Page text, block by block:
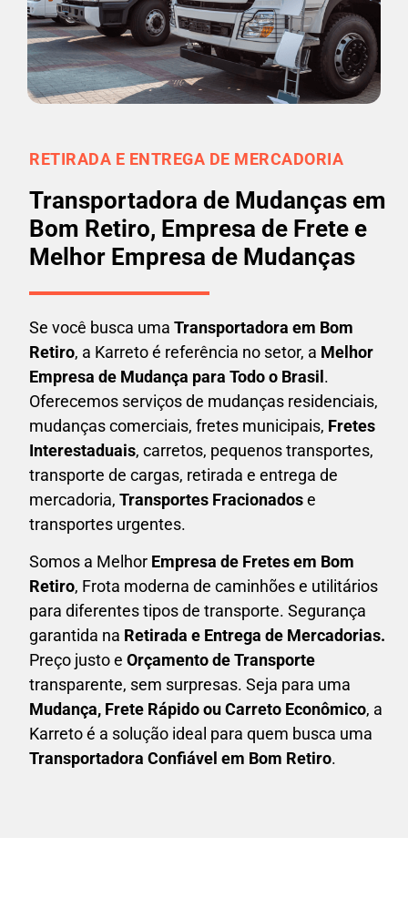
RETIRADA E ENTREGA DE MERCADORIA
Transportadora de Mudanças em
Bom Retiro, Empresa de Frete e
Melhor Empresa de Mudanças
Se você busca uma Transportadora em Bom
Retiro, a Karreto é referência no setor, a Melhor
Empresa de Mudança para Todo o Brasil.
Oferecemos serviços de mudanças residenciais,
mudanças comerciais, fretes municipais, Fretes
Interestaduais, carretos, pequenos transportes,
transporte de cargas, retirada e entrega de
mercadoria, Transportes Fracionadose
transportes urgentes.
Somos a Melhor Empresa de Fretes em Bom
Retiro, Frota moderna de caminhões e utilitários
para diferentes tipos de transporte. Segurança
garantida na Retirada e Entrega de Mercadorias.
Preço justo e Orçamento de Transporte
transparente, sem surpresas. Seja para uma
Mudança, Frete Rápido ou Carreto Econômico, a
Karretoé a solução ideal para quem busca uma
Transportadora Confiável em Bom Retiro.